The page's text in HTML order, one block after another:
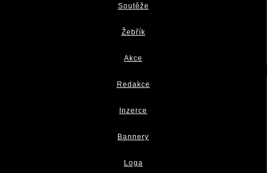
Soutěže
Žebřík
Akce
Redakce
Inzerce
Bannery
Loga